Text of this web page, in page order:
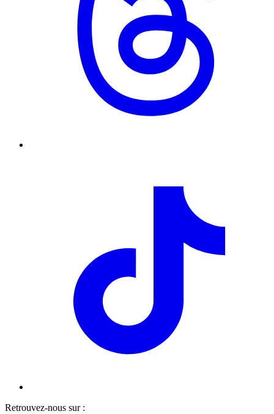
Retrouvez-nous sur :